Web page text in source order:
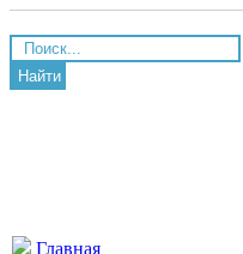
Найти
Главная